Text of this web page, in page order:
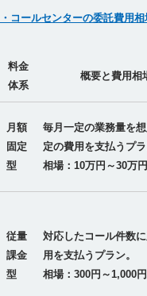
・コールセンターの委託費用相
料金
体系
概要と費用相
月額
固定
型
毎月一定の業務量を
定の費用を支払うプラ
相場：10万円～30万
従量
課金
型
対応したコール件数
用を支払うプラン。
相場：300円～1,000